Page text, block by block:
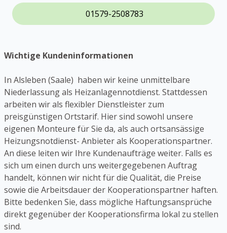
01579-2508783
Wichtige Kundeninformationen
In Alsleben (Saale) haben wir keine unmittelbare
Niederlassung als Heizanlagennotdienst. Stattdessen
arbeiten wir als flexibler Dienstleister zum
preisgünstigen Ortstarif. Hier sind sowohl unsere
eigenen Monteure für Sie da, als auch ortsansässige
Heizungsnotdienst- Anbieter als Kooperationspartner.
An diese leiten wir Ihre Kundenaufträge weiter. Falls es
sich um einen durch uns weitergegebenen Auftrag
handelt, können wir nicht für die Qualität, die Preise
sowie die Arbeitsdauer der Kooperationspartner haften.
Bitte bedenken Sie, dass mögliche Haftungsansprüche
direkt gegenüber der Kooperationsfirma lokal zu stellen
sind.